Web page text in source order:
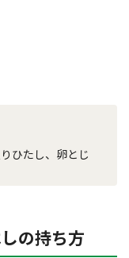
ひたし、卵とじ
の持ち方